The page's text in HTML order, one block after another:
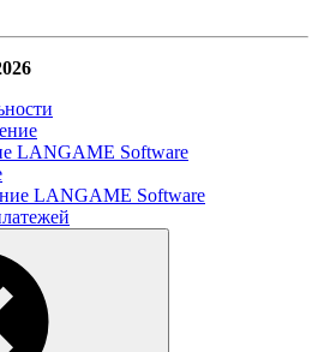
LANGAME Software
LANGAME Software